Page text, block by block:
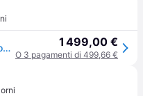
Galaxy S26 Ultra (Samsung.com only), Pinkgold 1 499,00 €
O 3 pagamenti di 499,66 €